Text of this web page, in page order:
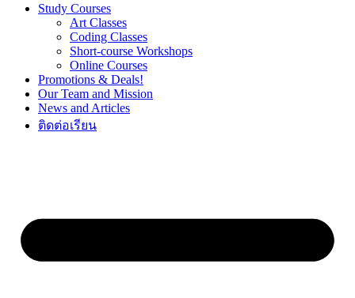
Study Courses
Art Classes
Coding Classes
Short-course Workshops
Online Courses
Promotions & Deals!
Our Team and Mission
News and Articles
ติดต่อเรียน